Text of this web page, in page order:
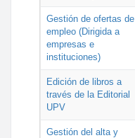
Gestión de ofertas de
empleo (Dirigida a
empresas e
instituciones)
Edición de libros a
través de la Editorial
UPV
Gestión del alta y